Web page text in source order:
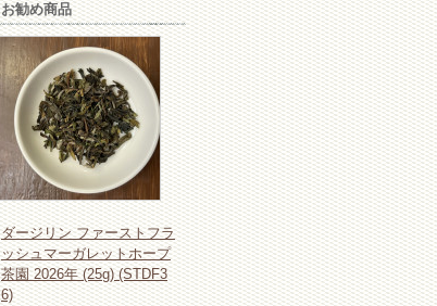
お勧め商品
ダージリン ファーストフラ
ッシュマーガレットホープ
茶園 2026年 (25g) (STDF3
6)